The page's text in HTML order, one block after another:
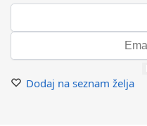
Dodaj na seznam želja